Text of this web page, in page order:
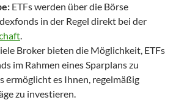
ETFs werden über die Börse
in der Regel direkt bei der
.
Broker bieten die Möglichkeit, ETFs
im Rahmen eines Sparplans zu
ermöglicht es Ihnen, regelmäßig
zu investieren.